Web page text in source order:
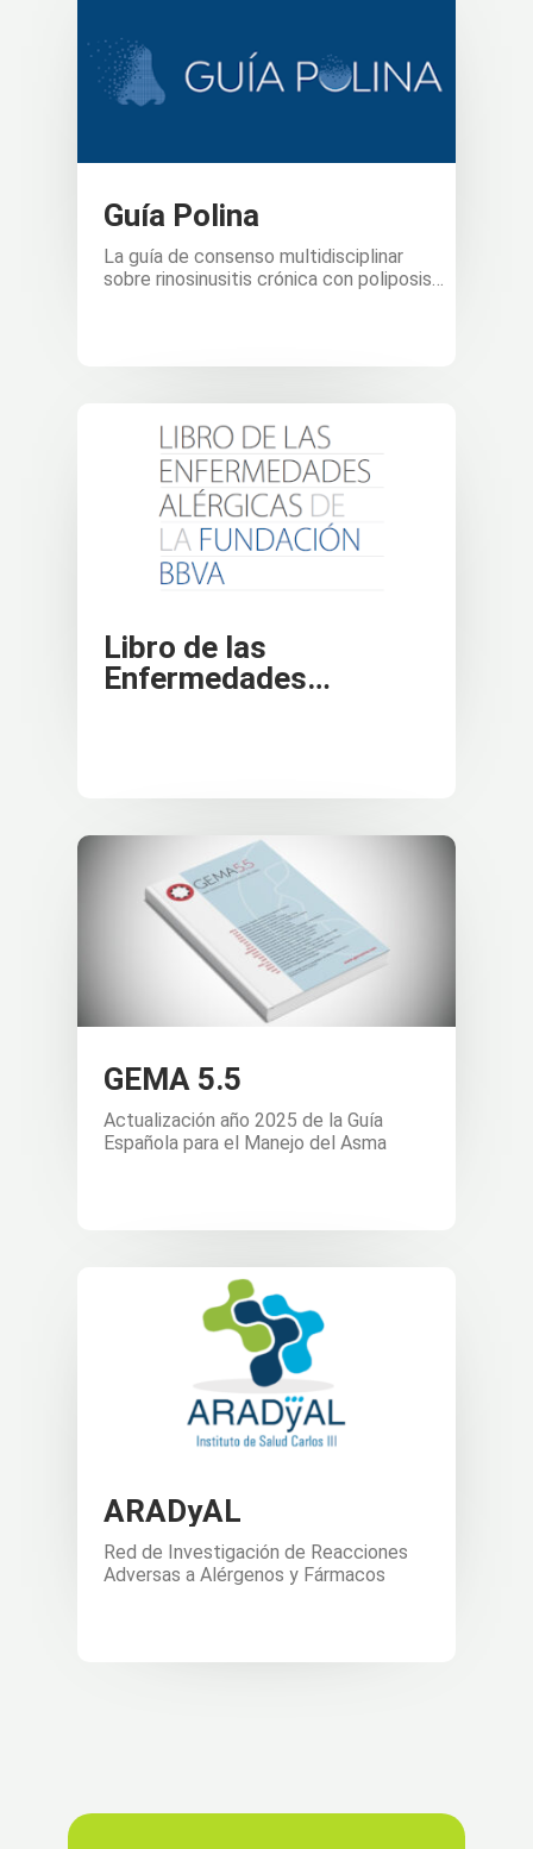
Guía Polina
La guía de consenso multidisciplinar
sobre rinosinusitis crónica con poliposis…
Libro de las
Enfermedades…
GEMA 5.5
Actualización año 2025 de la Guía
Española para el Manejo del Asma
ARADyAL
Red de Investigación de Reacciones
Adversas a Alérgenos y Fármacos